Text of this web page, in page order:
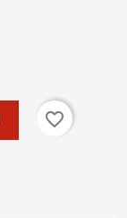
favorite_border